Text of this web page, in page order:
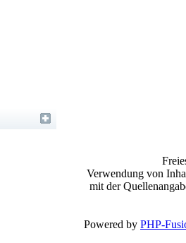
Verwendung von
mit der
Powered by PHP-